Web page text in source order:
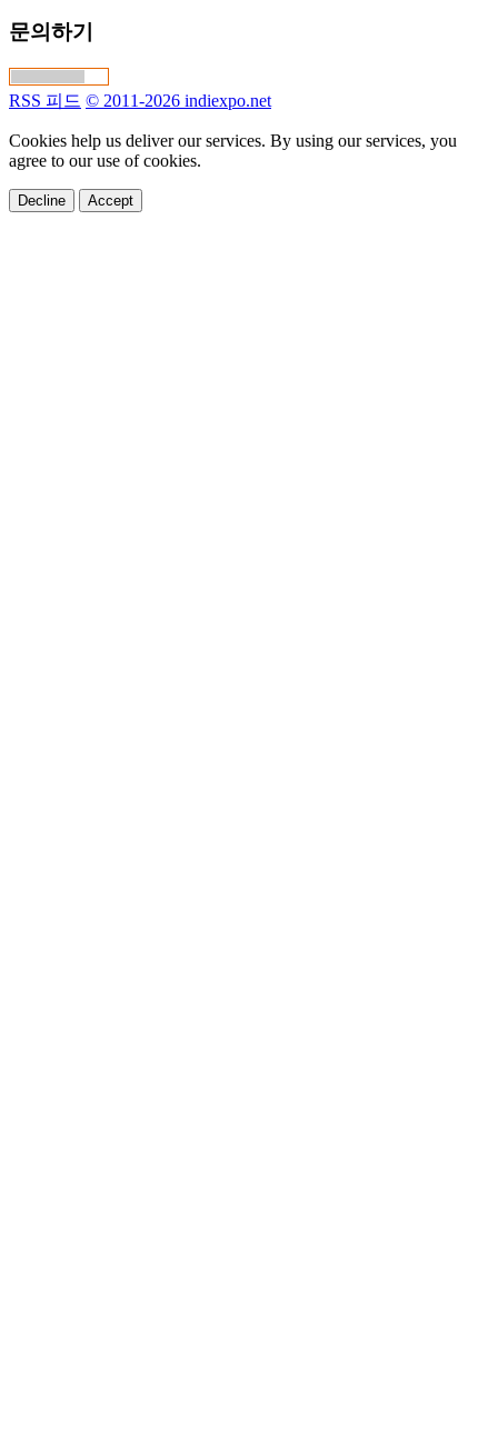
문의하기
RSS 피드 © 2011-2026 indiexpo.net
Cookies help us deliver our services. By using our services, you
agree to our use of cookies.
Decline Accept